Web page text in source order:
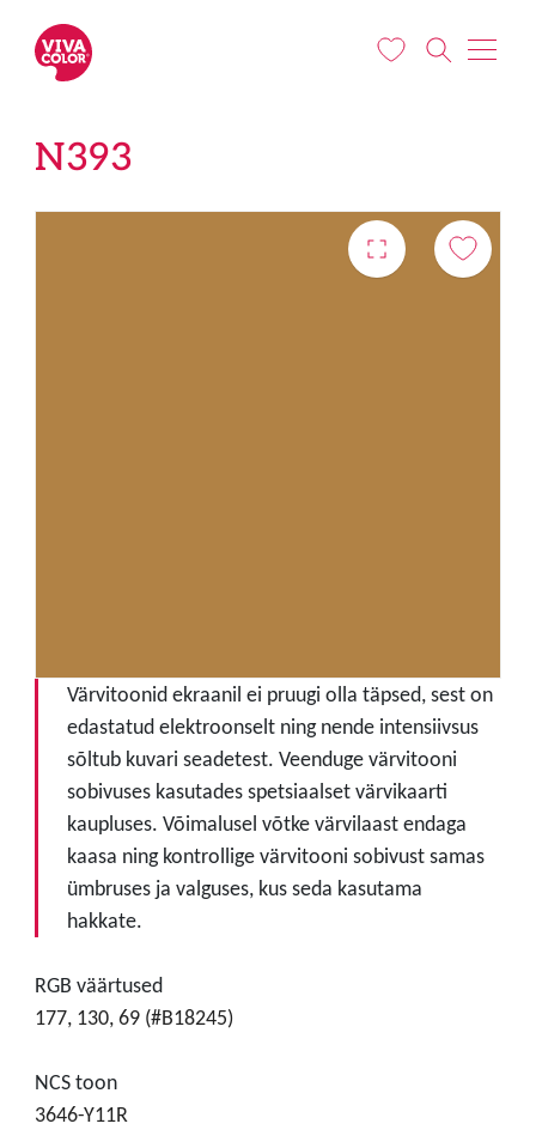
N393
Värvitoonid ekraanil ei pruugi olla täpsed, sest on
edastatud elektroonselt ning nende intensiivsus
sõltub kuvari seadetest. Veenduge värvitooni
sobivuses kasutades spetsiaalset värvikaarti
kaupluses. Võimalusel võtke värvilaast endaga
kaasa ning kontrollige värvitooni sobivust samas
ümbruses ja valguses, kus seda kasutama
hakkate.
RGB väärtused
177, 130, 69 (#B18245)
NCS toon
3646-Y11R